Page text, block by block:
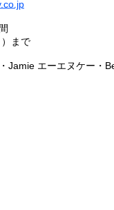
まで
Jamie エーエヌケー・